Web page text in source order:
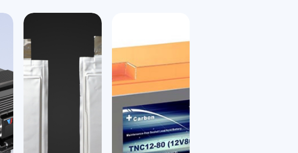
正极材料以及多类型复合负极材
到
500Wh/kg
的能量密度
、热箱
等远超国标水平的安全测试
全自动化生产技术，可实现
5-20Ah
钠离子电池
jinnianhui金年会,钠电在储能和低速电动车两大领域，具
备安全性好、全周期寿命成本优势强、低温充放电能力
优等突出优势
采用层状氧化物和聚阴离子两个技术路线，已完成产品
全面量产准备工作，并向客户送样，推进场景应用验证
层氧技术的圆柱和方形电芯：支持3C充电，-20 ℃放电
容量保持率超90%，循环寿命可达3000次，十大安全检
锂离子电池
开发出新型磷酸铁锂超低温技术，打破行业瓶颈，
性的达到-70℃超低温容量保持>90%
5C充电容量保持>90%
可应用于低温储能、军工、航空航天等极限条件领域